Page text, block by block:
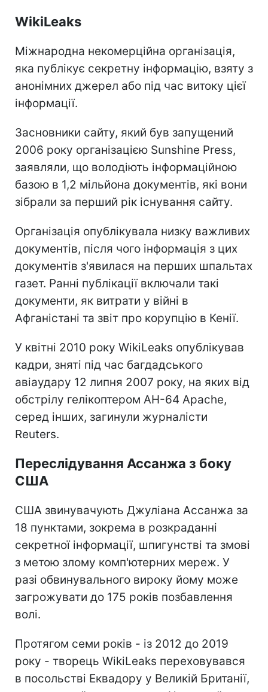
WikiLeaks
Міжнародна некомерційна організація,
яка публікує секретну інформацію, взяту з
анонімних джерел або під час витоку цієї
інформації.
Засновники сайту, який був запущений
2006 року організацією Sunshine Press,
заявляли, що володіють інформаційною
базою в 1,2 мільйона документів, які вони
зібрали за перший рік існування сайту.
Організація опублікувала низку важливих
документів, після чого інформація з цих
документів з'явилася на перших шпальтах
газет. Ранні публікації включали такі
документи, як витрати у війні в
Афганістані та звіт про корупцію в Кенії.
У квітні 2010 року WikiLeaks опублікував
кадри, зняті під час багдадського
авіаудару 12 липня 2007 року, на яких від
обстрілу гелікоптером AH-64 Apache,
серед інших, загинули журналісти
Reuters.
Переслідування Ассанжа з боку
США
США звинувачують Джуліана Ассанжа за
18 пунктами, зокрема в розкраданні
секретної інформації, шпигунстві та змові
з метою злому комп'ютерних мереж. У
разі обвинувального вироку йому може
загрожувати до 175 років позбавлення
волі.
Протягом семи років - із 2012 до 2019
року - творець WikiLeaks переховувався
в посольстві Еквадору у Великій Британії,